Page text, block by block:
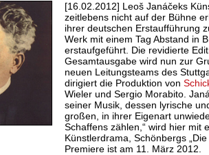
[16.02.2012] Leoš Janáčeks
zeitlebens nicht auf der Bühne
ihrer deutschen Erstaufführung
Werk mit einem Tag Abstand in
erstaufgeführt. Die revidierte
Gesamtausgabe wird nun zur
neuen Leitungsteams des
dirigiert die Produktion von
Wieler und Sergio Morabito.
seiner Musik, dessen lyrische
großen, in ihrer Eigenart
Schaffens zählen,“ wird hier mit
Künstlerdrama, Schönbergs
Premiere ist am 11. März 2012.